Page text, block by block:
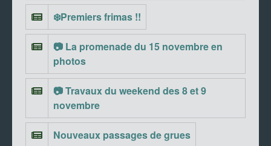
❄️Premiers frimas !!
📷 La promenade du 15 novembre en
photos
📷 Travaux du weekend des 8 et 9
novembre
Nouveaux passages de grues